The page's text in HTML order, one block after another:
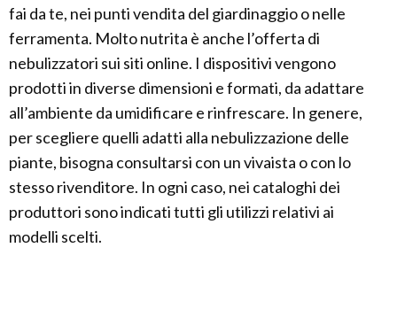
fai da te, nei punti vendita del giardinaggio o nelle
ferramenta. Molto nutrita è anche l’offerta di
nebulizzatori sui siti online. I dispositivi vengono
prodotti in diverse dimensioni e formati, da adattare
all’ambiente da umidificare e rinfrescare. In genere,
per scegliere quelli adatti alla nebulizzazione delle
piante, bisogna consultarsi con un vivaista o con lo
stesso rivenditore. In ogni caso, nei cataloghi dei
produttori sono indicati tutti gli utilizzi relativi ai
modelli scelti.